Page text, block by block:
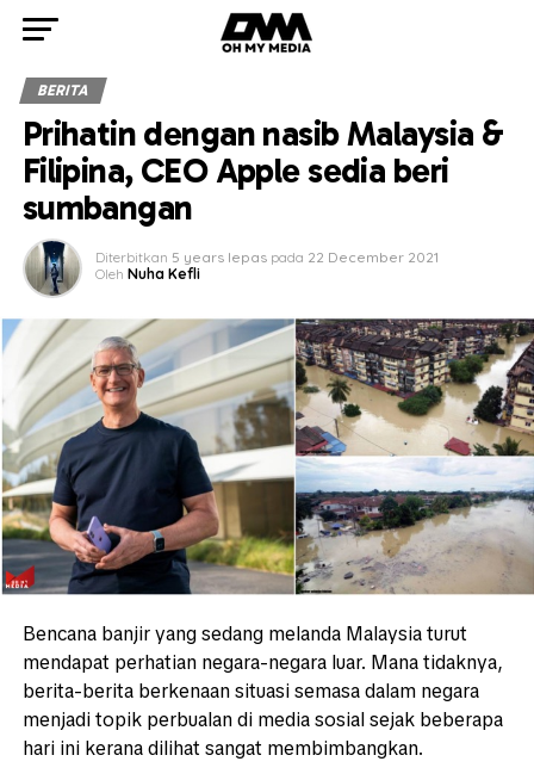
BERITA
Prihatin dengan nasib Malaysia &
Filipina, CEO Apple sedia beri
sumbangan
Diterbitkan 5 years lepas pada 22 December 2021
Oleh Nuha Kefli
Bencana banjir yang sedang melanda Malaysia turut
mendapat perhatian negara-negara luar. Mana tidaknya,
berita-berita berkenaan situasi semasa dalam negara
menjadi topik perbualan di media sosial sejak beberapa
hari ini kerana dilihat sangat membimbangkan.